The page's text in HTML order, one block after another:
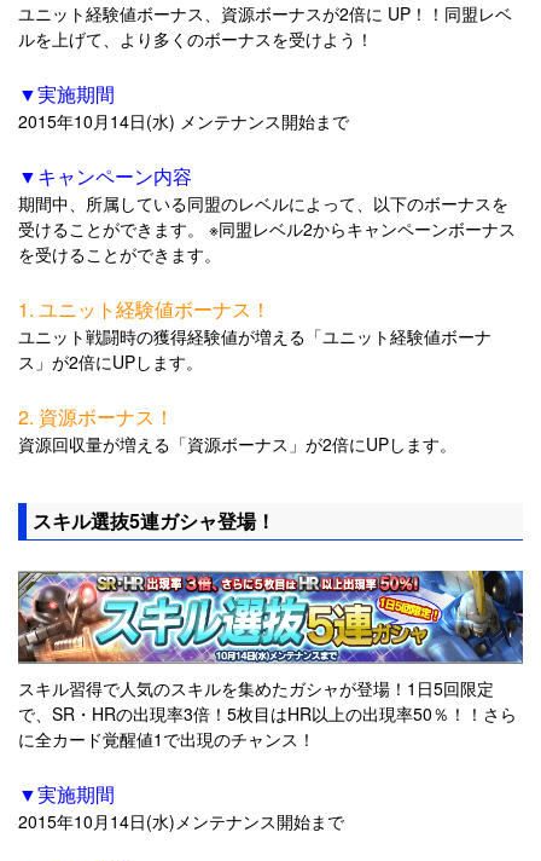
ユニット経験値ボーナス、資源ボーナスが2倍に UP！！同盟レベ
ルを上げて、より多くのボーナスを受けよう！
▼実施期間
2015年10月14日(水) メンテナンス開始まで
▼キャンペーン内容
期間中、所属している同盟のレベルによって、以下のボーナスを
受けることができます。 ※同盟レベル2からキャンペーンボーナス
を受けることができます。
1. ユニット経験値ボーナス！
ユニット戦闘時の獲得経験値が増える「ユニット経験値ボーナ
ス」が2倍にUPします。
2. 資源ボーナス！
資源回収量が増える「資源ボーナス」が2倍にUPします。
スキル選抜5連ガシャ登場！
スキル習得で人気のスキルを集めたガシャが登場！1日5回限定
で、SR・HRの出現率3倍！5枚目はHR以上の出現率50％！！さら
に全カード覚醒値1で出現のチャンス！
▼実施期間
2015年10月14日(水)メンテナンス開始まで